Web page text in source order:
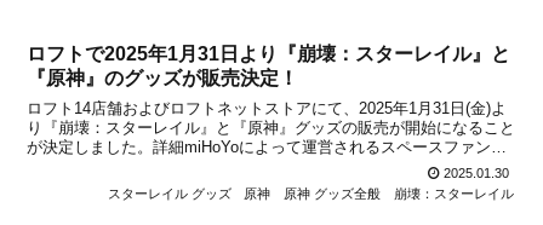
ロフトで2025年1月31日より『崩壊：スターレイル』と
『原神』のグッズが販売決定！
ロフト14店舗およびロフトネットストアにて、2025年1月31日(金)よ
り『崩壊：スターレイル』と『原神』グッズの販売が開始になること
が決定しました。詳細miHoYoによって運営されるスペースファンタ
ジーRPG『崩壊：スターレイル』とオープンワールドRPG『原神』
から、新グッズがロフト14店舗＆ネッ...
2025.01.30
スターレイル グッズ
原神 原神 グッズ全般 崩壊：スターレイル